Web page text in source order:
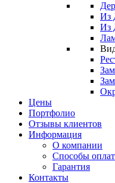
Из
Из
Цены
Портфолио
Отзывы клиентов
Информация
О компании
Способы
Гарантия
Контакты